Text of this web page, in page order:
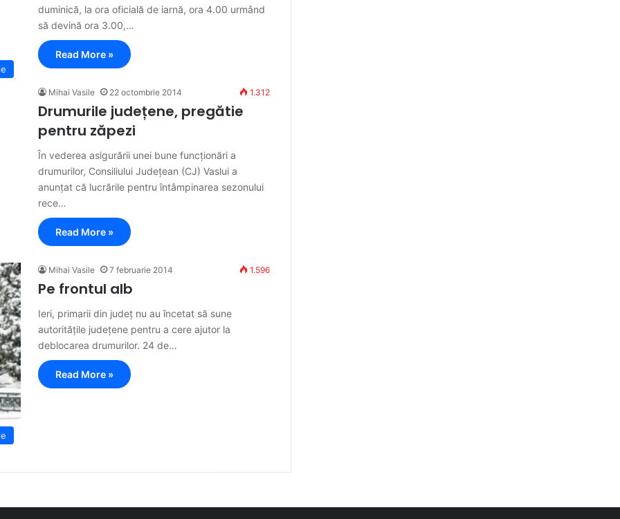
duminică, la ora oficială de iarnă, ora 4.00 urmând
să devină ora 3.00,…
Read More »
Mihai Vasile 22 octombrie 2014 1.312
Drumurile județene, pregătie
pentru zăpezi
În vederea asigurării unei bune funcționări a
drumurilor, Consiliului Județean (CJ) Vaslui a
anunțat că lucrările pentru întâmpinarea sezonului
rece…
Read More »
Mihai Vasile 7 februarie 2014 1.596
Pe frontul alb
Ieri, primarii din județ nu au încetat să sune
autoritățile județene pentru a cere ajutor la
deblocarea drumurilor. 24 de…
Read More »